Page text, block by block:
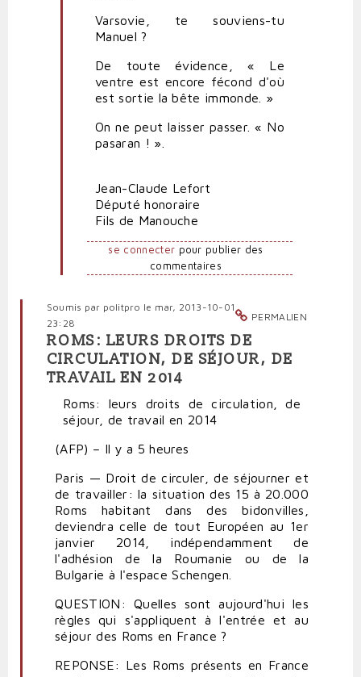
Varsovie, te souviens-tu
Manuel ?
De toute évidence, « Le
ventre est encore fécond d'où
est sortie la bête immonde. »
On ne peut laisser passer. « No
pasaran ! ».
Jean-Claude Lefort
Député honoraire
Fils de Manouche
se connecter pour publier des
commentaires
PERMALIEN
Soumis par politpro le mar, 2013-10-01
23:28
ROMS: LEURS DROITS DE
CIRCULATION, DE SÉJOUR, DE
TRAVAIL EN 2014
Roms: leurs droits de circulation, de
séjour, de travail en 2014
(AFP) – Il y a 5 heures
Paris — Droit de circuler, de séjourner et
de travailler: la situation des 15 à 20.000
Roms habitant dans des bidonvilles,
deviendra celle de tout Européen au 1er
janvier 2014, indépendamment de
l'adhésion de la Roumanie ou de la
Bulgarie à l'espace Schengen.
QUESTION: Quelles sont aujourd'hui les
règles qui s'appliquent à l'entrée et au
séjour des Roms en France ?
REPONSE: Les Roms présents en France